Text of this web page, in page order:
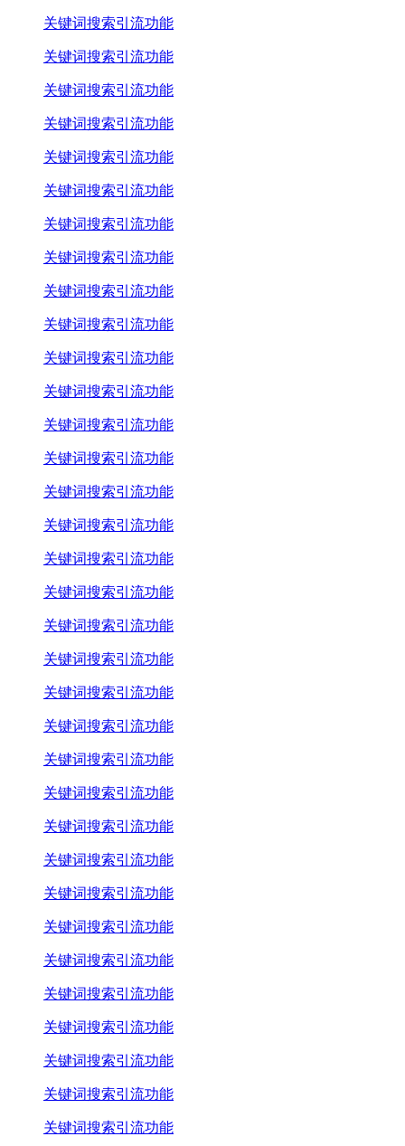
关键词搜索引流功能
关键词搜索引流功能
关键词搜索引流功能
关键词搜索引流功能
关键词搜索引流功能
关键词搜索引流功能
关键词搜索引流功能
关键词搜索引流功能
关键词搜索引流功能
关键词搜索引流功能
关键词搜索引流功能
关键词搜索引流功能
关键词搜索引流功能
关键词搜索引流功能
关键词搜索引流功能
关键词搜索引流功能
关键词搜索引流功能
关键词搜索引流功能
关键词搜索引流功能
关键词搜索引流功能
关键词搜索引流功能
关键词搜索引流功能
关键词搜索引流功能
关键词搜索引流功能
关键词搜索引流功能
关键词搜索引流功能
关键词搜索引流功能
关键词搜索引流功能
关键词搜索引流功能
关键词搜索引流功能
关键词搜索引流功能
关键词搜索引流功能
关键词搜索引流功能
关键词搜索引流功能